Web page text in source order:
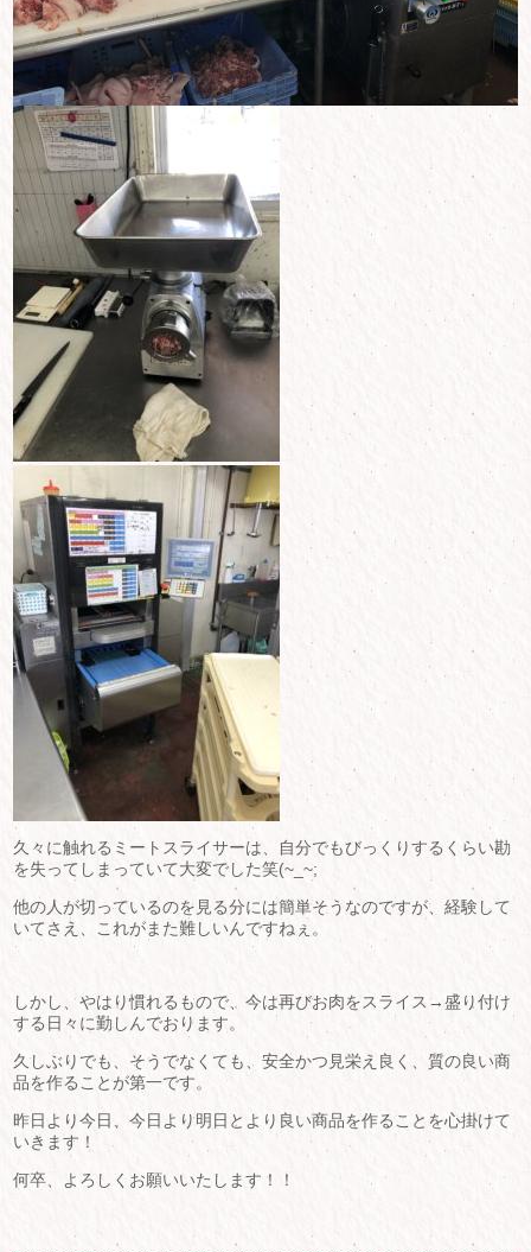
久々に触れるミートスライサーは、自分でもびっくりするくらい勘
を失ってしまっていて大変でした笑(~_~;
他の人が切っているのを見る分には簡単そうなのですが、経験して
いてさえ、これがまた難しいんですねぇ。
しかし、やはり慣れるもので、今は再びお肉をスライス→盛り付け
する日々に勤しんでおります。
久しぶりでも、そうでなくても、安全かつ見栄え良く、質の良い商
品を作ることが第一です。
昨日より今日、今日より明日とより良い商品を作ることを心掛けて
いきます！
何卒、よろしくお願いいたします！！